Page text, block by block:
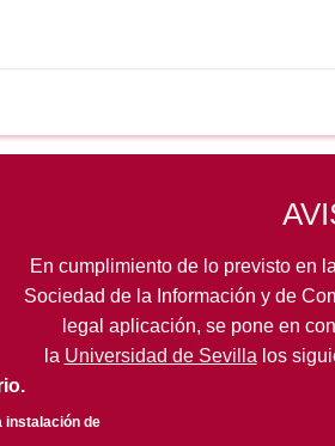
En cumplimiento de lo previsto en
Sociedad de la Información y de
legal aplicación, se pone en
la Universidad de Sevilla los
instalación de